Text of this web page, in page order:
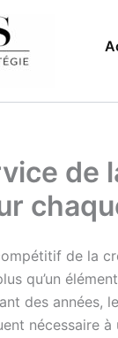
de la
qu’un
des années,
nécessaire à